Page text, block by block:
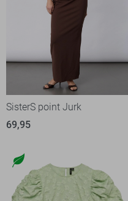
SisterS point Jurk
69,95